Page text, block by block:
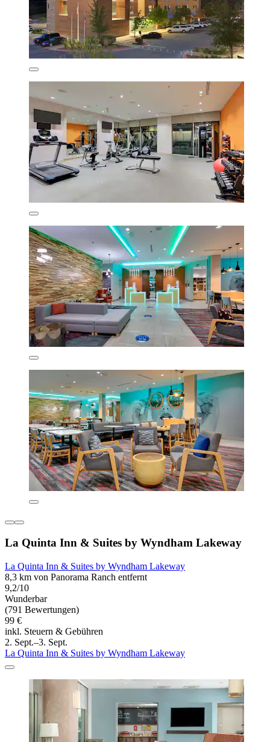
La Quinta Inn & Suites by Wyndham Lakeway
La Quinta Inn & Suites by Wyndham Lakeway
8,3 km von Panorama Ranch entfernt
9,2/10
Wunderbar
(791 Bewertungen)
99 €
inkl. Steuern & Gebühren
2. Sept.–3. Sept.
La Quinta Inn & Suites by Wyndham Lakeway